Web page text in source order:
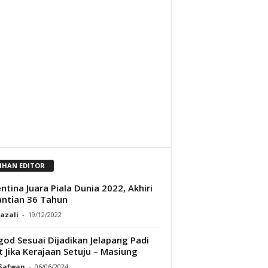
EDITOR
Juara Piala Dunia 2022, Akhiri
36 Tahun
- 19/12/2022
Sesuai Dijadikan Jelapang Padi
Jika Kerajaan Setuju – Masiung